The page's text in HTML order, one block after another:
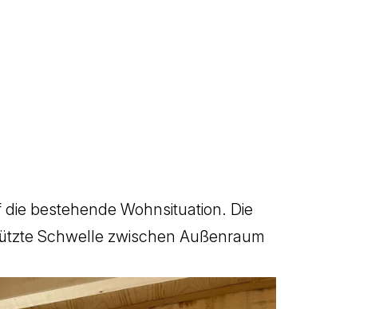
bestehende Wohnsituation. Die
Schwelle zwischen Außenraum